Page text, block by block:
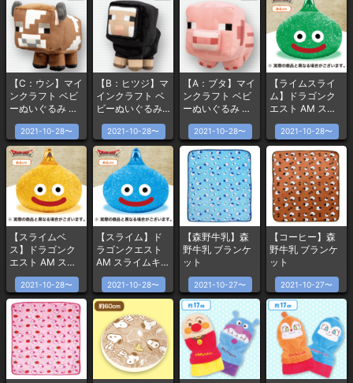
【C：ウシ】マイ
ンクラフト ベビ
ーぬいぐるみ 〜
ブタ・ヒツジ・
ウシ〜
2021-10-28〜
【B：ヒツジ】マ
インクラフト ベ
ビーぬいぐるみ
〜ブタ・ヒツ
ジ・ウシ〜
2021-10-28〜
【A：ブタ】マイ
ンクラフト ベビ
ーぬいぐるみ 〜
ブタ・ヒツジ・
ウシ〜
2021-10-28〜
【ライムスライ
ム】ドラゴンク
エスト AM スラ
イムキラキラフ
ィギュア
2021-10-28〜
【スライムベ
ス】ドラゴンク
エスト AM スラ
イムキラキラフ
ィギュア
2021-10-28〜
【スライム】ド
ラゴンクエスト
AM スライムキラ
キラフィギュア
2021-10-28〜
【森野牛乳】森
野牛乳 ブランケ
ット
2021-10-27〜
【コーヒー】森
野牛乳 ブランケ
ット
2021-10-27〜